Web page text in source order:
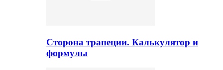
Сторона трапеции. Калькулятор и
формулы